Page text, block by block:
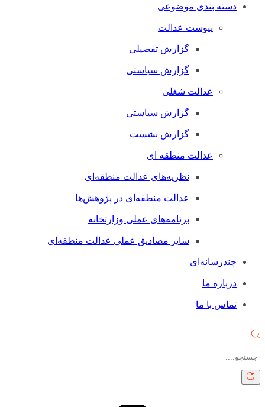
دسته بندی موضوعی
پیوست عدالت
گزارش تفصیلی
گزارش سیاستی
عدالت شغلی
گزارش سیاستی
گزارش نشست
عدالت منطقه ای
نظریه‌های عدالت منطقه‌ای
عدالت منطقه‌ای در پژوهش‌ها
برنامه‌های عملی وزارتخانه
سایر مصادیق عملی عدالت منطقه‌ای
چندرسانه‌ای
درباره ما
تماس با ما